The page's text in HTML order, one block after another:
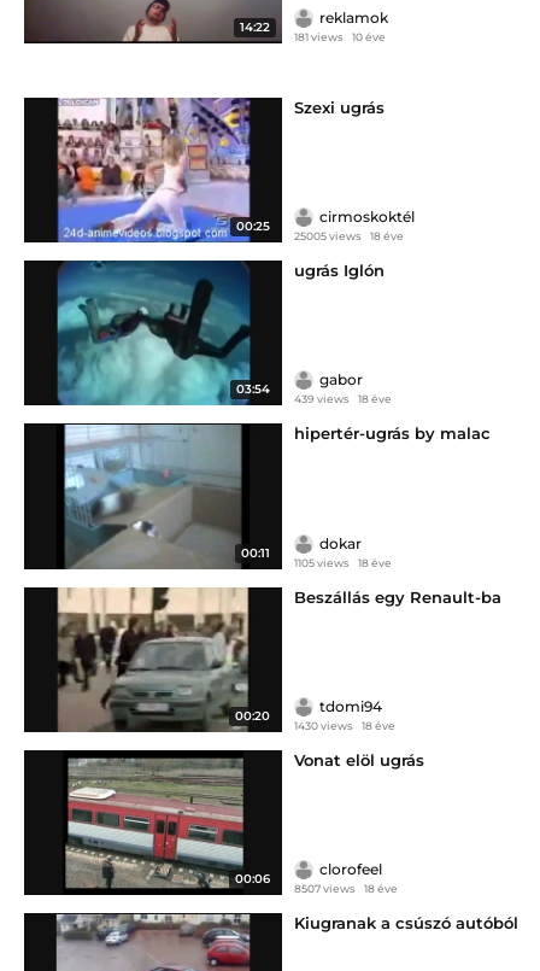
14:22
reklamok
181 views 10 éve
00:25
Szexi ugrás
cirmoskoktél
25005 views 18 éve
03:54
ugrás Iglón
gabor
439 views 18 éve
00:11
hipertér-ugrás by malac
dokar
1105 views 18 éve
00:20
Beszállás egy Renault-ba
tdomi94
1430 views 18 éve
00:06
Vonat elöl ugrás
clorofeel
8507 views 18 éve
Kiugranak a csúszó autóból